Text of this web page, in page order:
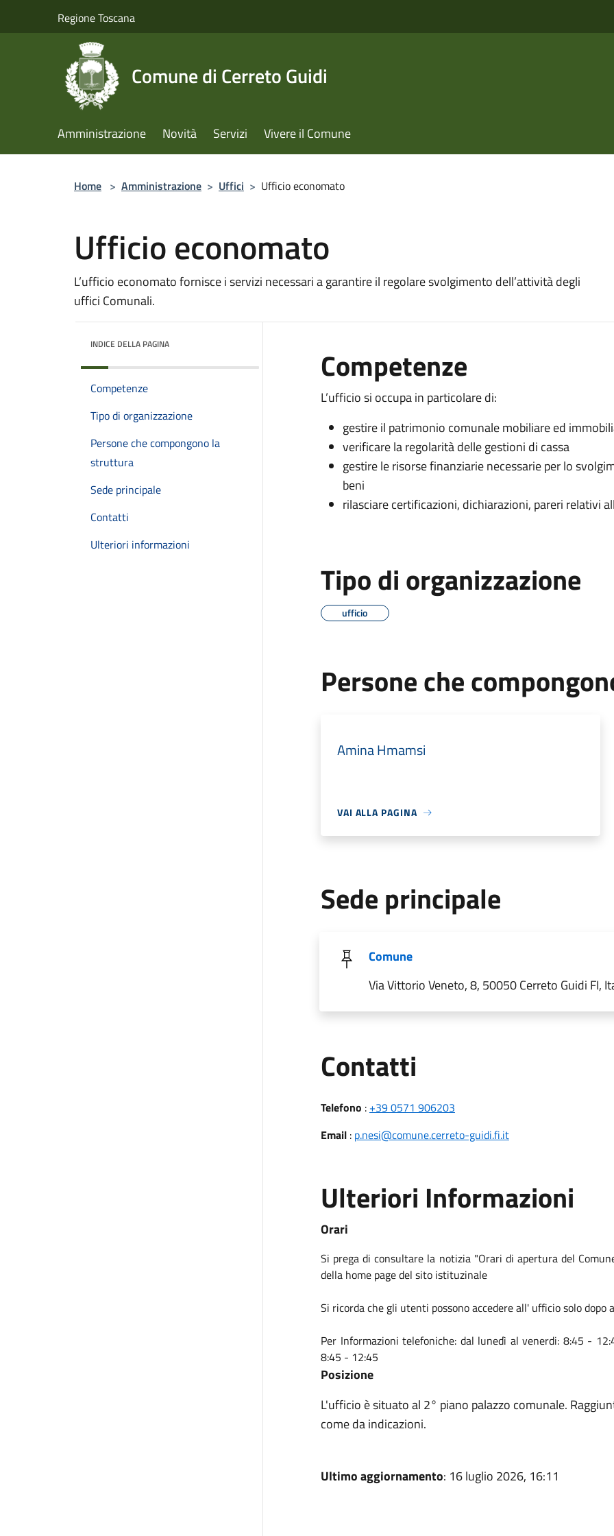
Regione Toscana
Comune di Cerreto Guidi
Amministrazione Novità Servizi Vivere il Comune
Home > Amministrazione > Uffici > Ufficio economato
Ufficio economato
L’ufficio economato fornisce i servizi necessari a garantire il regolare svolgimento dell’attività degli
uffici Comunali.
INDICE DELLA PAGINA
Competenze
Tipo di organizzazione
Persone che compongono la
struttura
Sede principale
Contatti
Ulteriori informazioni
Competenze
L’ufficio si occupa in particolare di:
gestire il patrimonio comunale mobiliare ed
verificare la regolarità delle gestioni di cassa
gestire le risorse finanziarie necessarie per lo
beni
rilasciare certificazioni, dichiarazioni, pareri relativi
Tipo di organizzazione
ufficio
Persone che
Amina Hmamsi
VAI ALLA PAGINA
Sede principale
Comune
Via Vittorio Veneto, 8, 50050 Cerreto Guidi FI,
Contatti
Telefono : +39 0571 906203
Email: p.nesi@comune.cerreto-guidi.fi.it
Ulteriori Informazioni
Orari
Si prega di consultare la notizia "Orari di apertura del
della home page del sito istituzinale
Si ricorda che gli utenti possono accedere all' ufficio solo
Per Informazioni telefoniche: dal lunedì al venerdi: 8:45 -
8:45 - 12:45
Posizione
L'ufficio è situato al 2° piano palazzo comunale.
come da indicazioni.
Ultimo aggiornamento: 16 luglio 2026, 16:11